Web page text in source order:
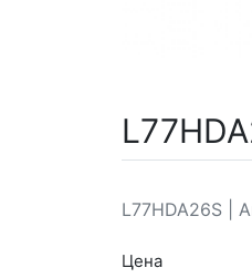
L77HDA26S |
Цена